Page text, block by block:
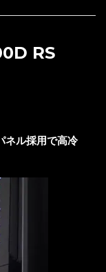
RS
ネル採用で高冷